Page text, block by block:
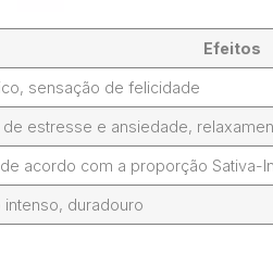
Efeitos
sensação de felicidade
de estresse e ansiedade,
acordo com a proporção Sativa-
intenso, duradouro